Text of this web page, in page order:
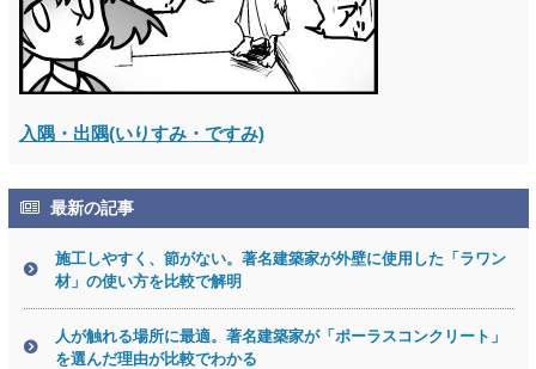
入隅・出隅(いりすみ・ですみ)
最新の記事
施工しやすく、節がない。著名建築家が外壁に使用した「ラワン
材」の使い方を比較で解明
人が触れる場所に最適。著名建築家が「ポーラスコンクリート」
を選んだ理由が比較でわかる